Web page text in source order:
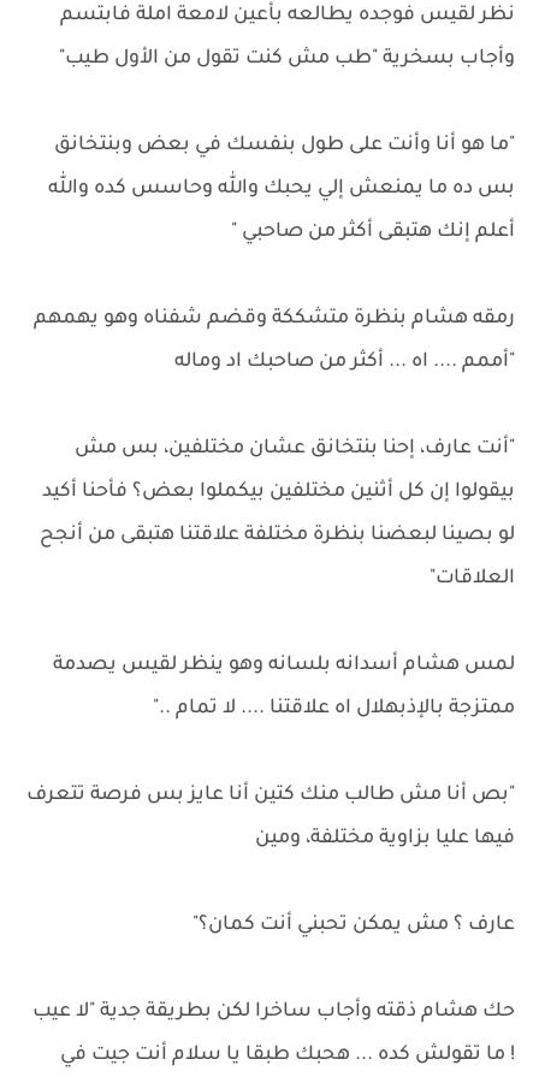
نظر لقيس فوجده يطالعه بأعين لامعة املة فابتسم
وأجاب بسخرية "طب مش كنت تقول من الأول طيب"
"ما هو أنا وأنت على طول بنفسك في بعض وبنتخانق
بس ده ما يمنعش إلي يحبك والله وحاسس كده والله
أعلم إنك هتبقى أكثر من صاحبي "
رمقه هشام بنظرة متشككة وقضم شفناه وهو يهمهم
"أممم .... اه ... أكثر من صاحبك اد وماله
"أنت عارف، إحنا بنتخانق عشان مختلفين، بس مش
بيقولوا إن كل أثنين مختلفين بيكملوا بعض؟ فأحنا أكيد
لو بصينا لبعضنا بنظرة مختلفة علاقتنا هتبقى من أنجح
العلاقات"
لمس هشام أسدانه بلسانه وهو ينظر لقيس يصدمة
ممتزجة بالإذبهلال اه علاقتنا .... لا تمام .."
"بص أنا مش طالب منك كتين أنا عايز بس فرصة تتعرف
فيها عليا بزاوية مختلفة، ومين
عارف ؟ مش يمكن تحبني أنت كمان؟"
حك هشام ذقته وأجاب ساخرا لكن بطريقة جدية "لا عيب
! ما تقولش كده ... هحبك طبقا يا سلام أنت جيت في